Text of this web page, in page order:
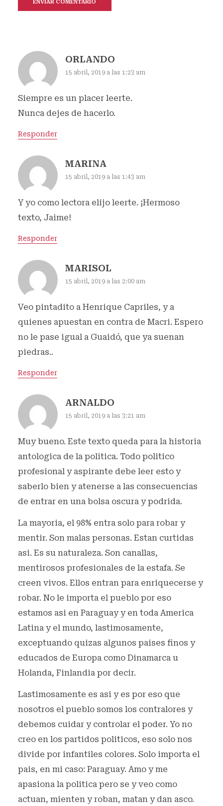
ORLANDO
15 abril, 2019 a las 1:23 am
Siempre es un placer leerte.
Nunca dejes de hacerlo.
Responder
MARINA
15 abril, 2019 a las 1:43 am
Y yo como lectora elijo leerte. ¡Hermoso
texto, Jaime!
Responder
MARISOL
15 abril, 2019 a las 2:00 am
Veo pintadito a Henrique Capriles, y a
quienes apuestan en contra de Macri. Espero
no le pase igual a Guaidó, que ya suenan
piedras..
Responder
ARNALDO
15 abril, 2019 a las 3:21 am
Muy bueno. Este texto queda para la historia
antologica de la politica. Todo politico
profesional y aspirante debe leer esto y
saberlo bien y atenerse a las consecuencias
de entrar en una bolsa oscura y podrida.
La mayoria, el 98% entra solo para robar y
mentir. Son malas personas. Estan curtidas
asi. Es su naturaleza. Son canallas,
mentirosos profesionales de la estafa. Se
creen vivos. Ellos entran para enriquecerse y
robar. No le importa el pueblo por eso
estamos asi en Paraguay y en toda America
Latina y el mundo, lastimosamente,
exceptuando quizas algunos paises finos y
educados de Europa como Dinamarca u
Holanda, Finlandia por decir.
Lastimosamente es asi y es por eso que
nosotros el pueblo somos los contralores y
debemos cuidar y controlar el poder. Yo no
creo en los partidos politicos, eso solo nos
divide por infantiles colores. Solo importa el
pais, en mi caso: Paraguay. Amo y me
apasiona la politica pero se y veo como
actuan, mienten y roban, matan y dan asco.